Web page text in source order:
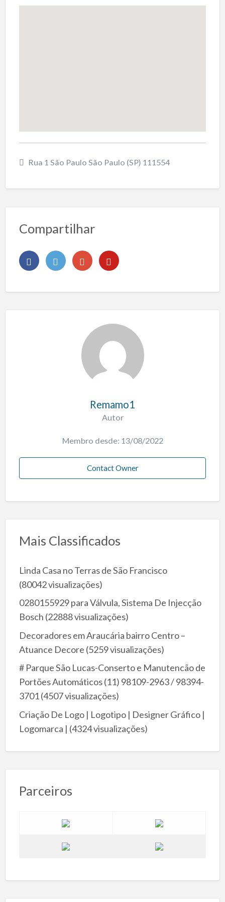
Rua 1 São Paulo São Paulo (SP) 111554
Compartilhar
Remamo1
Autor
Membro desde: 13/08/2022
Contact Owner
Mais Classificados
Linda Casa no Terras de São Francisco
(80042 visualizações)
0280155929 para Válvula, Sistema De Injecção
Bosch (22888 visualizações)
Decoradores em Araucária bairro Centro –
Atuance Decore (5259 visualizações)
# Parque São Lucas-Conserto e Manutencão de
Portões Automáticos (11) 98109-2963 / 98394-
3701(4507 visualizações)
Criação De Logo | Logotipo | Designer Gráfico |
Logomarca | (4324 visualizações)
Parceiros